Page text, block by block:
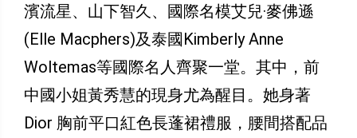
濱流星、山下智久、國際名模艾兒·麥佛遜
(Elle Macphers)及泰國Kimberly Anne
Woltemas等國際名人齊聚一堂。其中，前
中國小姐黃秀慧的現身尤為醒目。她身著
Dior 胸前平口紅色長蓬裙禮服，腰間搭配品